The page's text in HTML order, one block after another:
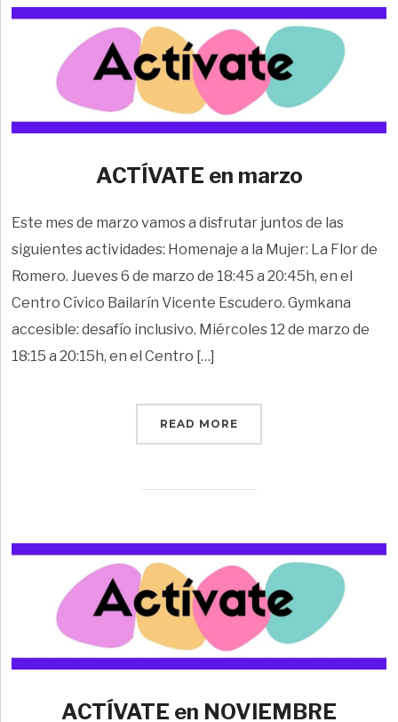
ACTÍVATE en marzo
Este mes de marzo vamos a disfrutar juntos de las
siguientes actividades: Homenaje a la Mujer: La Flor de
Romero. Jueves 6 de marzo de 18:45 a 20:45h, en el
Centro Cívico Bailarín Vicente Escudero. Gymkana
accesible: desafío inclusivo. Miércoles 12 de marzo de
18:15 a 20:15h, en el Centro […]
READ MORE
ACTÍVATE en NOVIEMBRE